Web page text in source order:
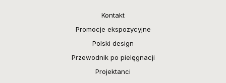
Kontakt
Promocje ekspozycyjne
Polski design
Przewodnik po pielęgnacji
Projektanci